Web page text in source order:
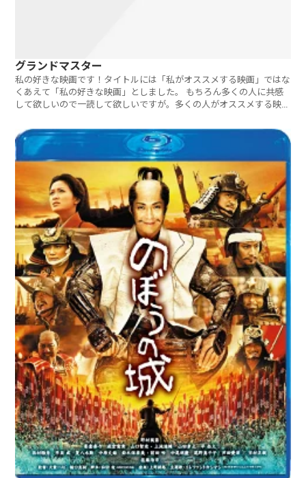
グランドマスター
私の好きな映画です！タイトルには「私がオススメする映画」ではな
くあえて「私の好きな映画」としました。 もちろん多くの人に共感
して欲しいので一読して欲しいですが。多くの人がオススメする映画
ね。